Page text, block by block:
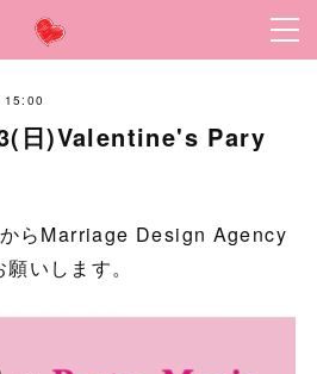
日)Valentine's Pary
からMarriage Design Agency
願いします。